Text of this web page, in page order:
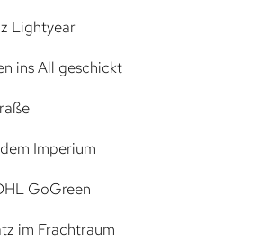
Lightyear
ins All geschickt
Imperium
GoGreen
im Frachtraum